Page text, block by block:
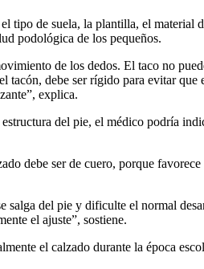
tipo de suela, la plantilla, el
podológica de los pequeños.
de los dedos. El taco no
tacón, debe ser rígido para evitar
explica.
del pie, el médico podría
debe ser de cuero, porque
salga del pie y dificulte el normal
el ajuste”, sostiene.
el calzado durante la época